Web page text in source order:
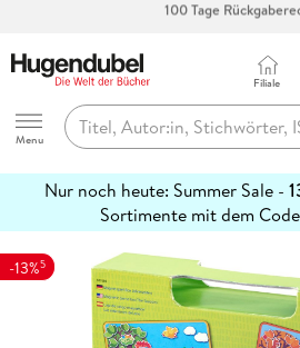
Abholung in über 100
Hugendubel
Menu
Filiale
Nur noch heute: Summer Sale -
Sortimente mit dem Code
erfahren
-13%5